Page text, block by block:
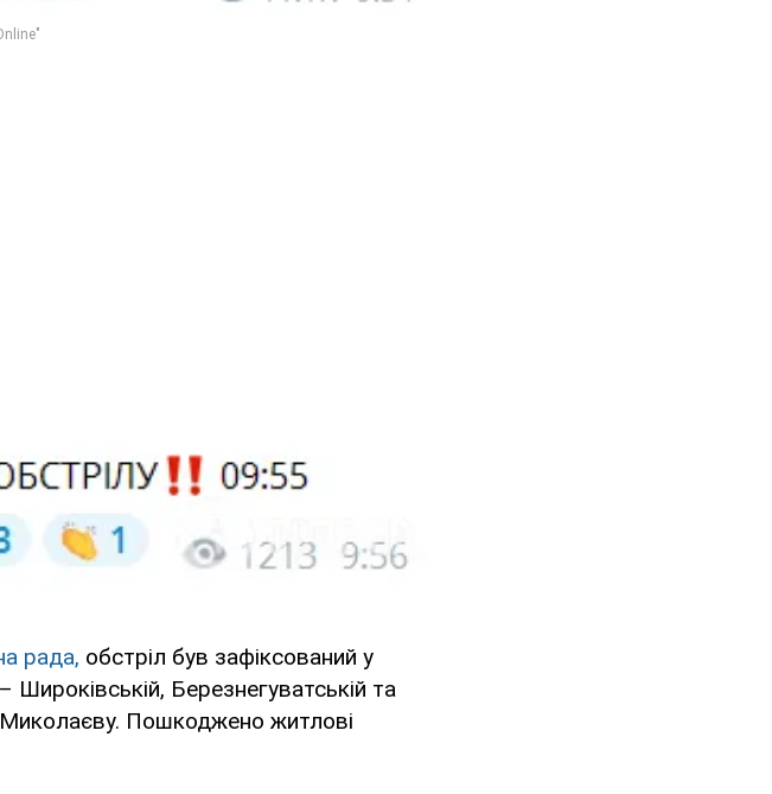
рада, обстріл був зафіксований у
Березнегуватській та
Миколаєву. Пошкоджено житлові